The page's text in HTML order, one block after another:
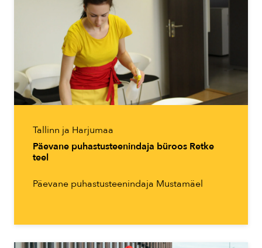
Tallinn ja Harjumaa
Päevane puhastusteenindaja büroos Retke
teel
Päevane puhastusteenindaja Mustamäel